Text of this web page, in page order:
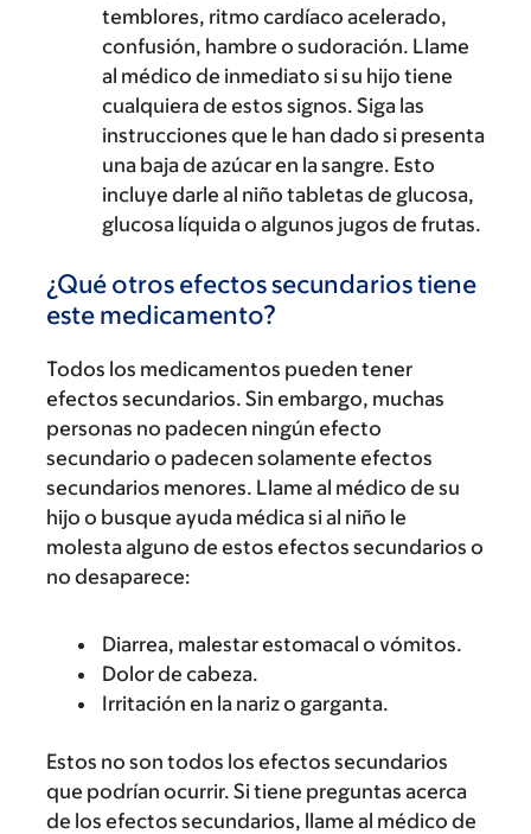
temblores, ritmo cardíaco acelerado,
confusión, hambre o sudoración. Llame
al médico de inmediato si su hijo tiene
cualquiera de estos signos. Siga las
instrucciones que le han dado si presenta
una baja de azúcar en la sangre. Esto
incluye darle al niño tabletas de glucosa,
glucosa líquida o algunos jugos de frutas.
¿Qué otros efectos secundarios tiene
este medicamento?
Todos los medicamentos pueden tener
efectos secundarios. Sin embargo, muchas
personas no padecen ningún efecto
secundario o padecen solamente efectos
secundarios menores. Llame al médico de su
hijo o busque ayuda médica si al niño le
molesta alguno de estos efectos secundarios o
no desaparece:
Diarrea, malestar estomacal o vómitos.
Dolor de cabeza.
Irritación en la nariz o garganta.
Estos no son todos los efectos secundarios
que podrían ocurrir. Si tiene preguntas acerca
de los efectos secundarios, llame al médico de